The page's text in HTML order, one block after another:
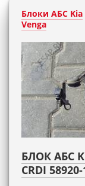
Блоки АБС Kia
Venga
БЛОК АБС
CRDI